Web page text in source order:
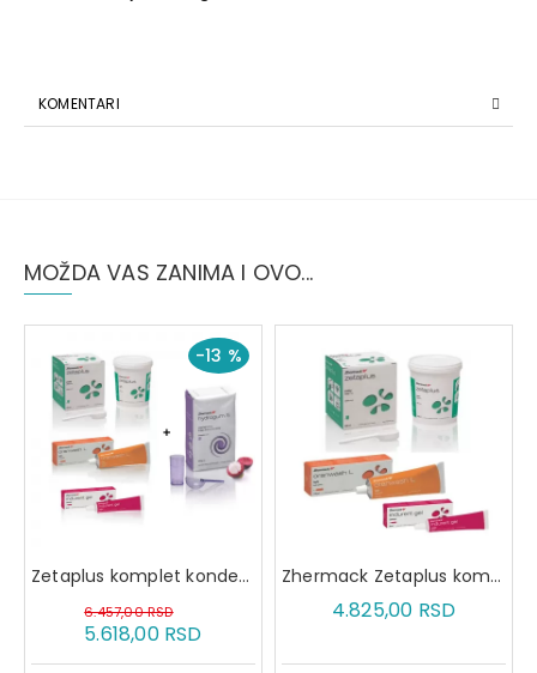
KOMENTARI
MOŽDA VAS ZANIMA I OVO...
-13 %
Zetaplus komplet kondenzacionih silikona + alginat Hydrogum 5
5.618,00 RSD
6.457,00 RSD
Zhermack Zetaplus komplet
4.825,00 RSD